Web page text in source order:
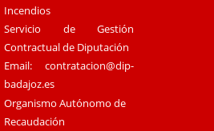
Incendios
Servicio de Gestión
Contractual de Diputación
Email:contratacion@dip-
badajoz.es
Organismo Autónomo de
Recaudación